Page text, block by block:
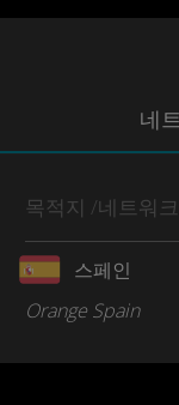
네
목적지 /네트워크
스페인
Orange Spain